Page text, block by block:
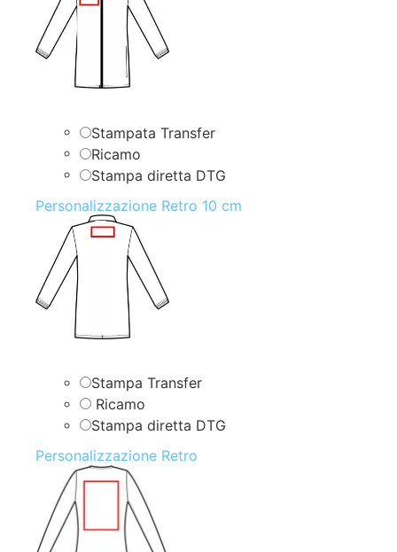
Stampata Transfer
Ricamo
Stampa diretta DTG
Personalizzazione Retro 10 cm
Stampa Transfer
Ricamo
Stampa diretta DTG
Personalizzazione Retro